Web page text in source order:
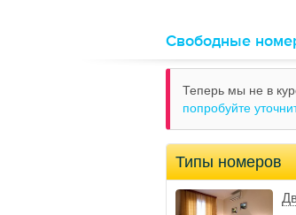
Свободные
Теперь мы не в
попробуйте
Типы номеров